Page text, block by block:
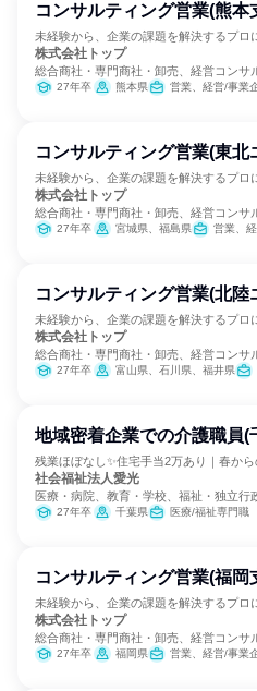
コンサルティング営業(熊本
未経験から、企業の課題を解決するプロ
株式会社トップ
総合商社・専門商社・卸売、経営コンサ
27年卒 熊本県 営業、経営/事業
コンサルティング営業(東北
未経験から、企業の課題を解決するプロ
株式会社トップ
総合商社・専門商社・卸売、経営コンサ
27年卒 宮城県、福島県 営業、
コンサルティング営業(北陸
未経験から、企業の課題を解決するプロ
株式会社トップ
総合商社・専門商社・卸売、経営コンサ
27年卒 富山県、石川県、福井県
地域密着企業での介護職員(
残業ほぼなし✨住宅手当2万あり｜春か
社会福祉法人愛光
医療・病院、教育・学校、福祉・独立行
27年卒 千葉県 医療/福祉専門職
コンサルティング営業(福岡
未経験から、企業の課題を解決するプロ
株式会社トップ
総合商社・専門商社・卸売、経営コンサ
27年卒 福岡県 営業、経営/事業